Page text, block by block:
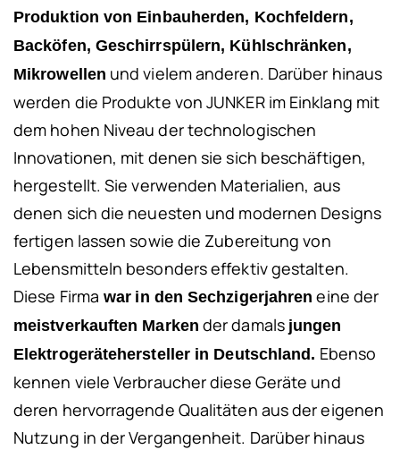
Produktion von Einbauherden, Kochfeldern,
Backöfen, Geschirrspülern, Kühlschränken,
Mikrowellen und vielem anderen. Darüber hinaus
werden die Produkte von JUNKER im Einklang mit
dem hohen Niveau der technologischen
Innovationen, mit denen sie sich beschäftigen,
hergestellt. Sie verwenden Materialien, aus
denen sich die neuesten und modernen Designs
fertigen lassen sowie die Zubereitung von
Lebensmitteln besonders effektiv gestalten.
Diese Firma war in den Sechzigerjahren eine der
meistverkauften Marken der damals jungen
Elektrogerätehersteller in Deutschland. Ebenso
kennen viele Verbraucher diese Geräte und
deren hervorragende Qualitäten aus der eigenen
Nutzung in der Vergangenheit. Darüber hinaus